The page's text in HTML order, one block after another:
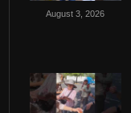
August 3, 2026